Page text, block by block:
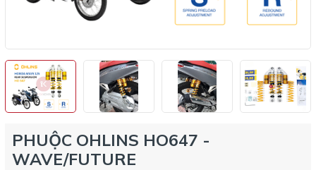
PHUỘC OHLINS HO647 -
WAVE/FUTURE